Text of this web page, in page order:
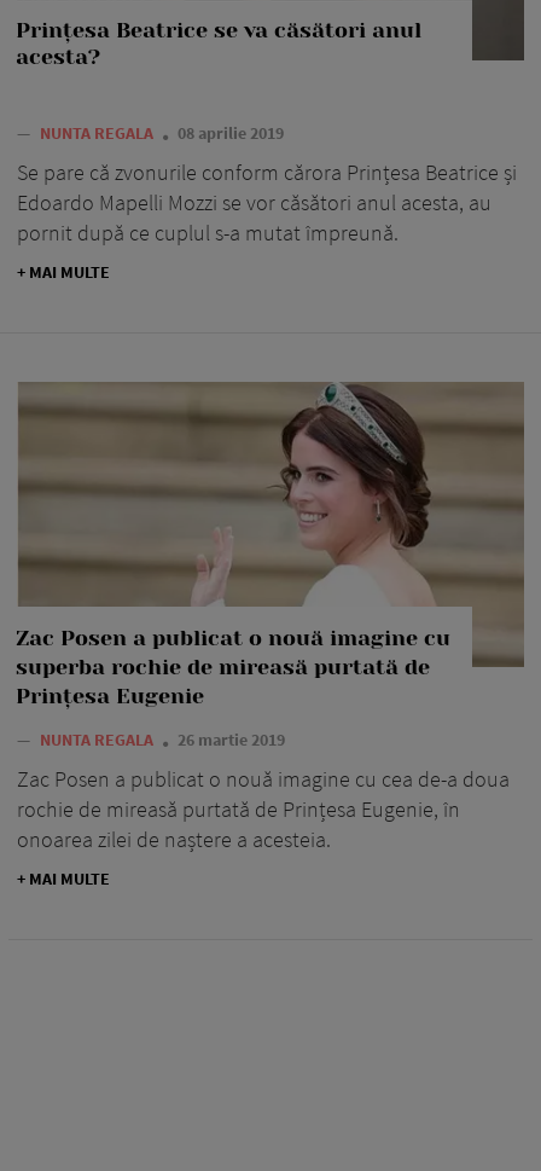
Prințesa Beatrice se va căsători anul
acesta?
— NUNTA REGALA 08 aprilie 2019
Se pare că zvonurile conform cărora Prințesa Beatrice și
Edoardo Mapelli Mozzi se vor căsători anul acesta, au
pornit după ce cuplul s-a mutat împreună.
+ MAI MULTE
Zac Posen a publicat o nouă imagine cu
superba rochie de mireasă purtată de
Prințesa Eugenie
— NUNTA REGALA 26 martie 2019
Zac Posen a publicat o nouă imagine cu cea de-a doua
rochie de mireasă purtată de Prințesa Eugenie, în
onoarea zilei de naștere a acesteia.
+ MAI MULTE